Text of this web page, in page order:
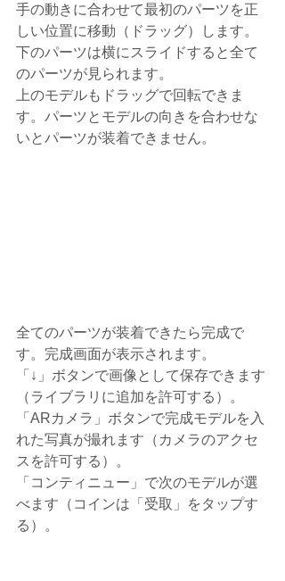
手の動きに合わせて最初のパーツを正
しい位置に移動（ドラッグ）します。
下のパーツは横にスライドすると全て
のパーツが見られます。
上のモデルもドラッグで回転できま
す。パーツとモデルの向きを合わせな
いとパーツが装着できません。
全てのパーツが装着できたら完成で
す。完成画面が表示されます。
「↓」ボタンで画像として保存できます
（ライブラリに追加を許可する）。
「ARカメラ」ボタンで完成モデルを入
れた写真が撮れます（カメラのアクセ
スを許可する）。
「コンティニュー」で次のモデルが選
べます（コインは「受取」をタップす
る）。